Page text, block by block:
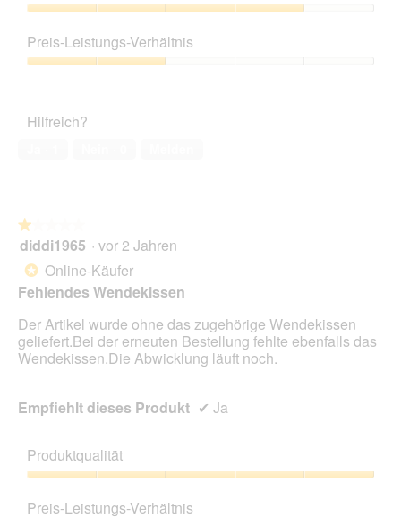
4
von
5
Preis-Leistungs-Verhältnis
2
Hilfreich?
★★★★★
★★★★★
1
Sternen.
diddi1965 · vor 2 Jahren
* Online-Käufer
Fehlendes Wendekissen
Der Artikel wurde ohne das zugehörige Wendekissen
geliefert.Bei der erneuten Bestellung fehlte ebenfalls das
Wendekissen.Die Abwicklung läuft noch.
Empfiehlt dieses Produkt ✔ Ja
Produktqualität
5
Preis-Leistungs-Verhältnis